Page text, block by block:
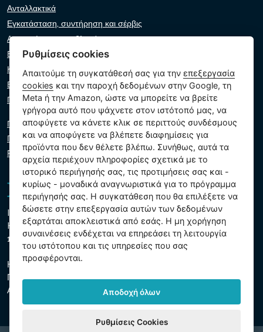
Ανταλλακτικά
Εγκατάσταση, συντήρηση και σέρβις
Αντιμετώπιση προβλημάτων
Εγγυήσεις και αξιώσεις
Κατάλογος λιανοπωλητών
Εικονικός βοηθός
Γράψτε μας
Πολιτική απορρήτου
Πολιτική cookie
Ρυθμίσεις cookies
Intex Trading, s.r.o.
Hradecká 2526/3
130 00 Πράγα 3 - Τσεχική Δημοκρατία
Η εταιρεία είναι εγγεγραμμένη στο δημοτικό δικαστήριο της
Πράγας, τμήμα Γ, ένθετο 74759
ΑΜΕ 26150808, ΑΦΜ CZ26150808
Ρυθμίσεις cookies
Απαιτούμε τη συγκατάθεσή σας για τηνεπεξεργασία
cookies και την παροχή δεδομένων στην Google, τη
Meta ή την Amazon, ώστε να μπορείτε να βρείτε
γρήγορα αυτό που ψάχνετε στον ιστότοπό μας, να
αποφύγετε να κάνετε κλικ σε περιττούς συνδέσμους
και να αποφύγετε να βλέπετε διαφημίσεις για
προϊόντα που δεν θέλετε βλέπω. Συνήθως, αυτά τα
αρχεία περιέχουν πληροφορίες σχετικά με το
ιστορικό περιήγησής σας, τις προτιμήσεις σας και -
κυρίως - μοναδικά αναγνωριστικά για το πρόγραμμα
περιήγησής σας. Η συγκατάθεση που θα επιλέξετε να
δώσετε στην επεξεργασία αυτών των δεδομένων
εξαρτάται αποκλειστικά από εσάς. Η μη χορήγηση
συναινέσεις ενδέχεται να επηρεάσει τη λειτουργία
του ιστότοπου και τις υπηρεσίες που σας
προσφέρονται.
Αποδοχή όλων
Ρυθμίσεις Cookies